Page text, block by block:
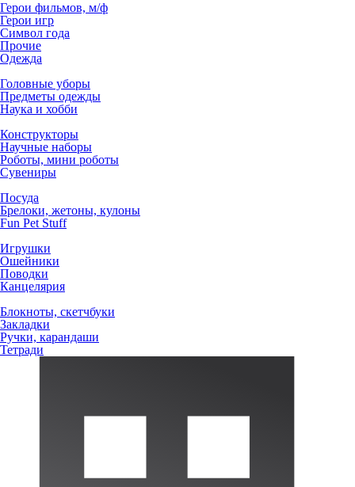
Герои фильмов, м/ф
Герои игр
Символ года
Прочие
Одежда
Головные уборы
Предметы одежды
Наука и хобби
Конструкторы
Научные наборы
Роботы, мини роботы
Сувениры
Посуда
Брелоки, жетоны, кулоны
Fun Pet Stuff
Игрушки
Ошейники
Поводки
Канцелярия
Блокноты, скетчбуки
Закладки
Ручки, карандаши
Тетради